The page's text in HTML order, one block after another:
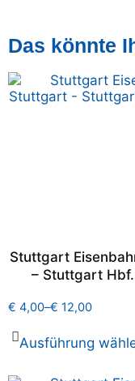
Das könnte
Stuttgart
– Stuttgart Hbf.
€ 4,00–€ 12,00
Ausführung